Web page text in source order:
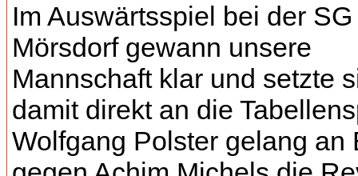
Im Auswärtsspiel bei der SG
Mörsdorf gewann unsere
Mannschaft klar und setzte
damit direkt an die
Wolfgang Polster gelang an